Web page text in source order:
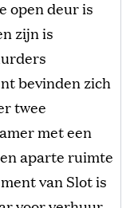
open deur is
zijn is
bevinden zich
twee
met een
aparte ruimte
van Slot is